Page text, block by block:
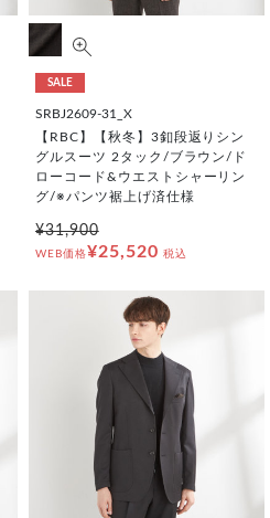
SALE
SRBJ2609-31_X
【RBC】【秋冬】3釦段返りシン
グルスーツ 2タック/ブラウン/ド
ローコード&ウエストシャーリン
グ/※パンツ裾上げ済仕様
¥31,900
WEB価格¥25,520 税込